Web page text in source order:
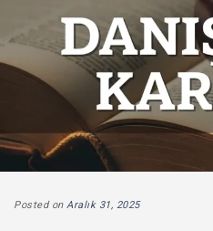
Posted on Aralık 31, 2025